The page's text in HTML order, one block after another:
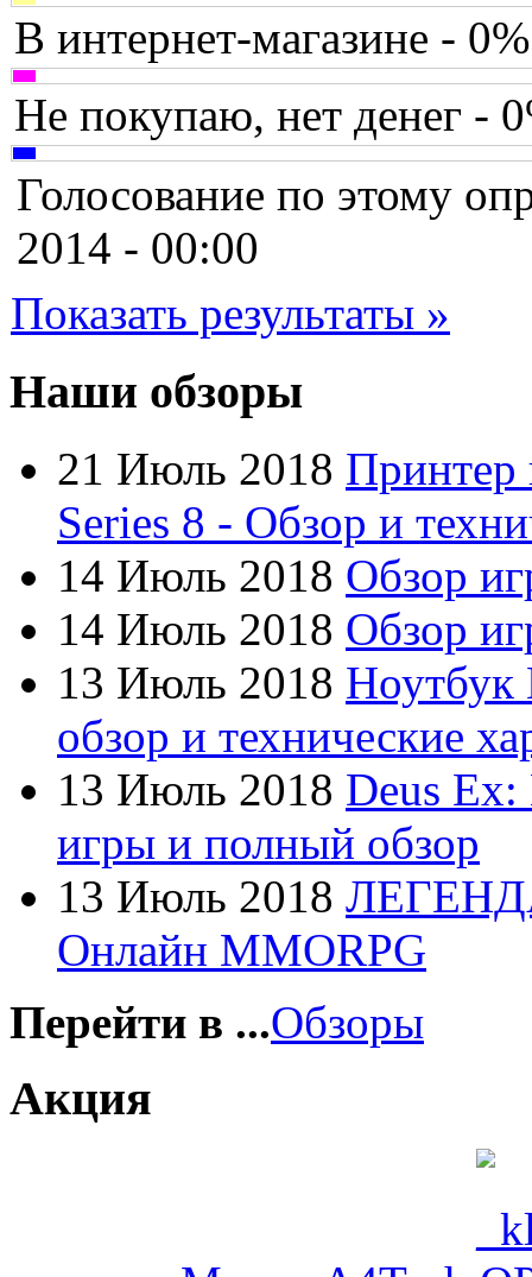
Cbr(1)
Chicony(1)
Codegen(2)
Cooler master(2)
Cube
Cyborg(8)
Datex(1)
(4)
Dell(6)
Dex
Everest
Firtech(2)
Flyper(1)
Foxconn
Fujitsu
G-cube(2)
Gelezka
Gembird(19)
Gemix(1)
Gigabyte
В интернет-магазине - 0%
Не покупаю, нет денег -
Голосование по этому
2014 - 00:00
Показать результаты »
Наши обзоры
21 Июль 2018 Принтер
Series 8 - Обзор и
14 Июль 2018 Обзор
14 Июль 2018 Обзор
13 Июль 2018 Ноутбук
обзор и технические
13 Июль 2018 Deus
игры и полный обзор
13 Июль 2018
Онлайн MMORPG
Перейти в ...Обзоры
Акция